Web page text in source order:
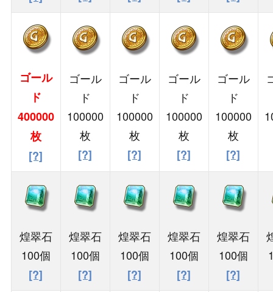
ゴール
ド
400000
枚
[?]
ゴール
ド
100000
枚
[?]
ゴール
ド
100000
枚
[?]
ゴール
ド
100000
枚
[?]
ゴール
ド
100000
枚
[?]
煌翠石
100個
[?]
煌翠石
100個
[?]
煌翠石
100個
[?]
煌翠石
100個
[?]
煌翠石
100個
[?]